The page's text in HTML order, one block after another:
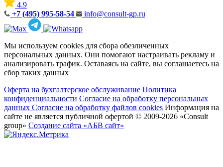
4.9
+7 (495) 995-58-54
info@consult-gp.ru
Мы используем cookies для сбора обезличенных
персональных данных. Они помогают настраивать рекламу и
анализировать трафик. Оставаясь на сайте, вы соглашаетесь на
сбор таких данных
Оферта на бухгалтерское обслуживание Политика
конфиденциальности Согласие на обработку персональных
данных Согласие на обработку файлов cookies Информация на
сайте не является публичной офертой © 2009-2026 «Consult
group» Создание сайта «АБВ сайт»